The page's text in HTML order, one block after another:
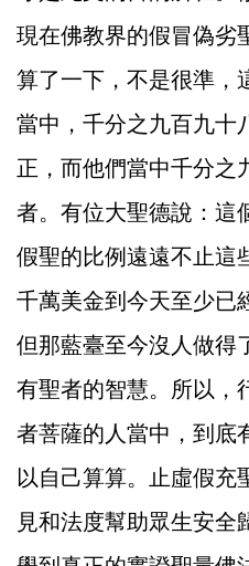
現在佛教界的假冒偽劣
算了一下，不是很準，
當中，千分之九百九十
正，而他們當中千分之
者。有位大聖德說：這
假聖的比例遠遠不止這
千萬美金到今天至少已
但那藍臺至今沒人做得
有聖者的智慧。所以，
者菩薩的人當中，到底
以自己算算。止虛假充
見和法度幫助眾生安全